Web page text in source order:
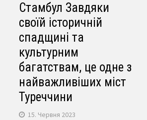
Стамбул Завдяки
своїй історичній
спадщині та
культурним
багатствам, це одне з
найважливіших міст
Туреччини
15. Червня 2023